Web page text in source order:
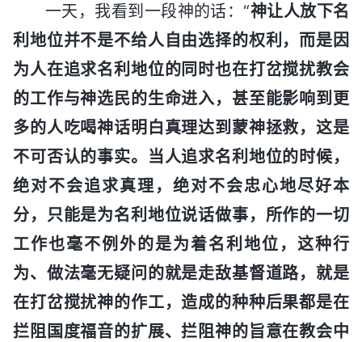
一天，我看到一段神的话：“神让人放下名
利地位并不是不给人自由选择的权利，而是因
为人在追求名利地位的同时也在打岔搅扰教会
的工作与神选民的生命进入，甚至能影响到更
多的人吃喝神话明白真理达到蒙神拯救，这是
不可否认的事实。当人追求名利地位的时候，
绝对不会追求真理，绝对不会忠心地尽好本
分，只能是为名利地位说话做事，所作的一切
工作也毫不例外的是为着名利地位，这种行
为、做法毫无疑问的就是走敌基督道路，就是
在打岔搅扰神的作工，造成的种种后果都是在
拦阻国度福音的扩展、拦阻神的旨意在教会中